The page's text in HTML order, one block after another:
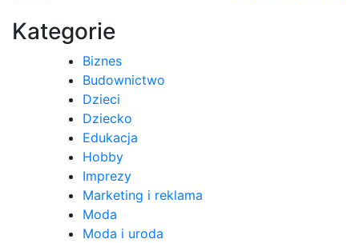
Kategorie
Biznes
Budownictwo
Dzieci
Dziecko
Edukacja
Hobby
Imprezy
Marketing i reklama
Moda
Moda i uroda